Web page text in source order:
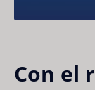
Con el